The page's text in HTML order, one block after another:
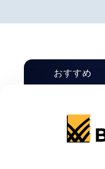
おすすめ